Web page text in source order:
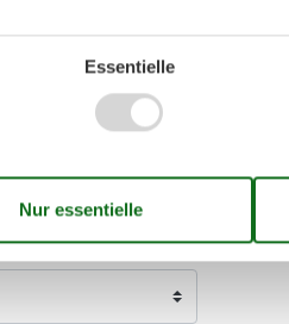
55 m²
Essentielle